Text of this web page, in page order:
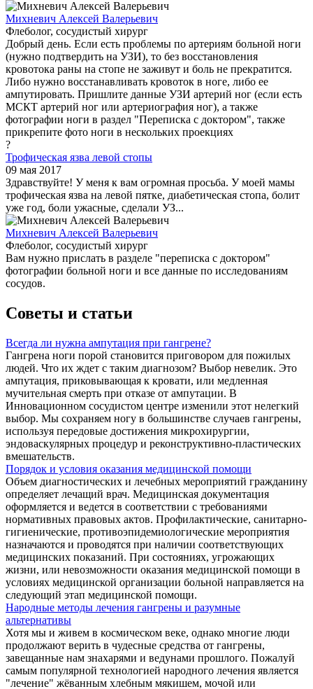
Михневич Алексей Валерьевич
Флеболог, сосудистый хирург
Добрый день. Если есть проблемы по артериям больной ноги
(нужно подтвердить на УЗИ), то без восстановления
кровотока раны на стопе не заживут и боль не прекратится.
Либо нужно восстанавливать кровоток в ноге, либо ее
ампутировать. Пришлите данные УЗИ артерий ног (если есть
МСКТ артерий ног или артериография ног), а также
фотографии ноги в раздел "Переписка с доктором", также
прикрепите фото ноги в нескольких проекциях
?
Трофическая язва левой стопы
09 мая 2017
Здравствуйте! У меня к вам огромная просьба. У моей мамы
трофическая язва на левой пятке, диабетическая стопа, болит
уже год, боли ужасные, сделали УЗ...
Михневич Алексей Валерьевич
Флеболог, сосудистый хирург
Вам нужно прислать в разделе "переписка с доктором"
фотографии больной ноги и все данные по исследованиям
сосудов.
Советы и статьи
Всегда ли нужна ампутация при гангрене?
Гангрена ноги порой становится приговором для пожилых
людей. Что их ждет с таким диагнозом? Выбор невелик. Это
ампутация, приковывающая к кровати, или медленная
мучительная смерть при отказе от ампутации. В
Инновационном сосудистом центре изменили этот нелегкий
выбор. Мы сохраняем ногу в большинстве случаев гангрены,
используя передовые достижения микрохирургии,
эндоваскулярных процедур и реконструктивно-пластических
вмешательств.
Порядок и условия оказания медицинской помощи
Объем диагностических и лечебных мероприятий гражданину
определяет лечащий врач. Медицинская документация
оформляется и ведется в соответствии с требованиями
нормативных правовых актов. Профилактические, санитарно-
гигиенические, противоэпидемиологические мероприятия
назначаются и проводятся при наличии соответствующих
медицинских показаний. При состояниях, угрожающих
жизни, или невозможности оказания медицинской помощи в
условиях медицинской организации больной направляется на
следующий этап медицинской помощи.
Народные методы лечения гангрены и разумные
альтернативы
Хотя мы и живем в космическом веке, однако многие люди
продолжают верить в чудесные средства от гангрены,
завещанные нам знахарями и ведунами прошлого. Пожалуй
самым популярной технологией народного лечения является
"лечение" жёванным хлебным мякишем, мочой или